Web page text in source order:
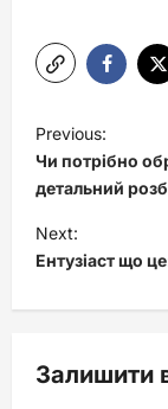
P
o
s
t
n
a
i
Previous:
Чи потрібно
детальний
Next:
Ентузіаст що
Залишити